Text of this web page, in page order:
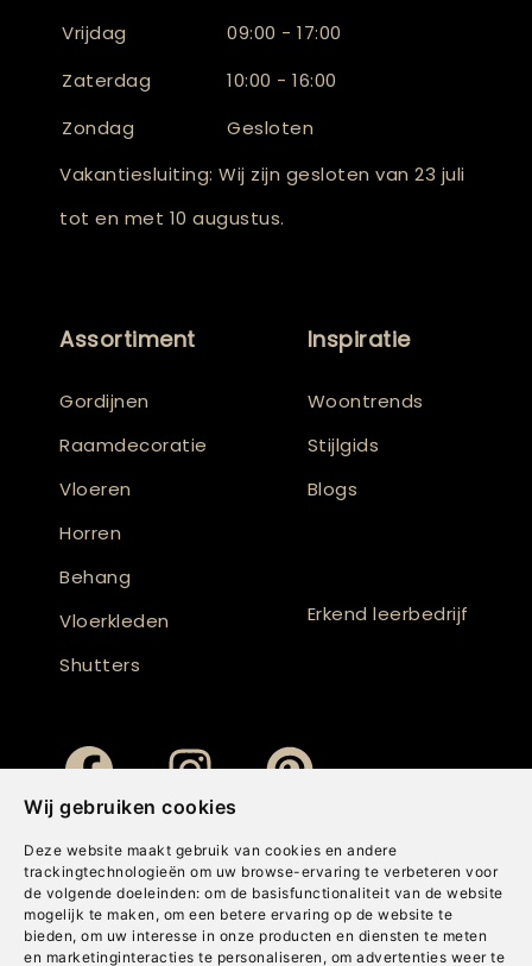
Wij gebruiken cookies
Deze website maakt gebruik van cookies en andere
trackingtechnologieën om uw browse-ervaring te verbeteren voor
de volgende doeleinden: om de basisfunctionaliteit van de website
mogelijk te maken , om een betere ervaring op de website te
bieden, om uw interesse in onze producten en diensten te meten
en marketinginteracties te personaliseren , om advertenties weer te
Vrijdag
09:00 - 17:00
Zaterdag
10:00 - 16:00
Zondag
Gesloten
Vakantiesluiting: Wij zijn gesloten van 23 juli
tot en met 10 augustus.
Assortiment
Gordijnen
Raamdecoratie
Vloeren
Horren
Behang
Vloerkleden
Shutters
Inspiratie
Woontrends
Stijlgids
Blogs
Erkend leerbedrijf